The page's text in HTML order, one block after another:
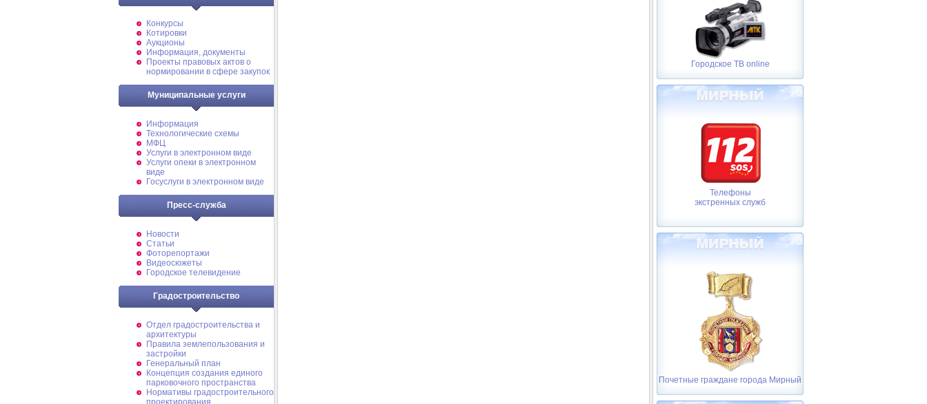
Конкурсы
Котировки
Аукционы
Информация, документы
Проекты правовых актов о
нормировании в сфере закупок
Муниципальные услуги
Информация
Технологические схемы
МФЦ
Услуги в электронном виде
Услуги опеки в электронном
виде
Госуслуги в электронном виде
Пресс-служба
Новости
Статьи
Фоторепортажи
Видеосюжеты
Городское телевидение
Градостроительство
Отдел градостроительства и
архитектуры
Правила землепользования и
застройки
Генеральный план
Концепция создания единого
парковочного пространства
Нормативы градостроительного
проектирования
Городское ТВ online
Телефоны
экстренных служб
Почетные граждане города Мирный